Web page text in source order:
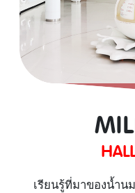
เรียนรู้ที่มาของน้ำน